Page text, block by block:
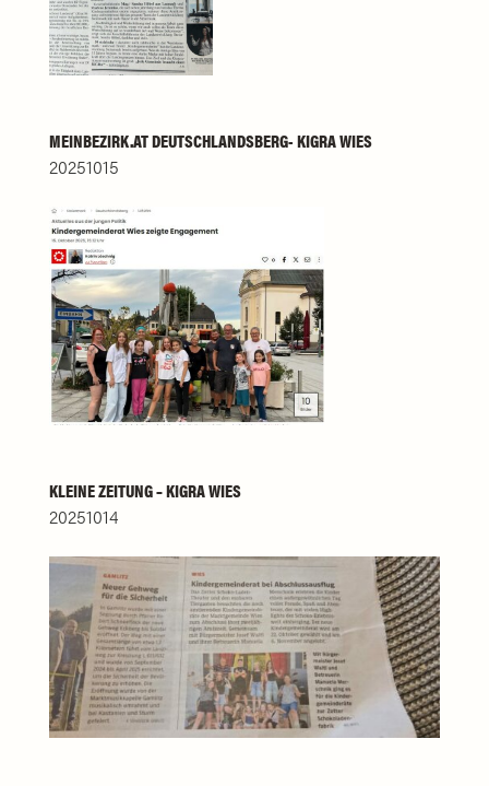
MEINBEZIRK.AT DEUTSCHLANDSBERG- KIGRA WIES
20251015
KLEINE ZEITUNG – KIGRA WIES
20251014